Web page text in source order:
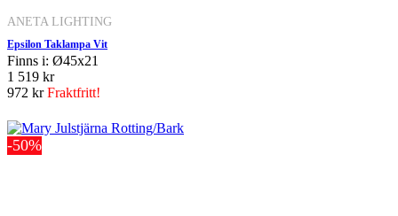
ANETA LIGHTING
Epsilon Taklampa Vit
Finns i: Ø45x21
1 519 kr
972 krFraktfritt!
-50%